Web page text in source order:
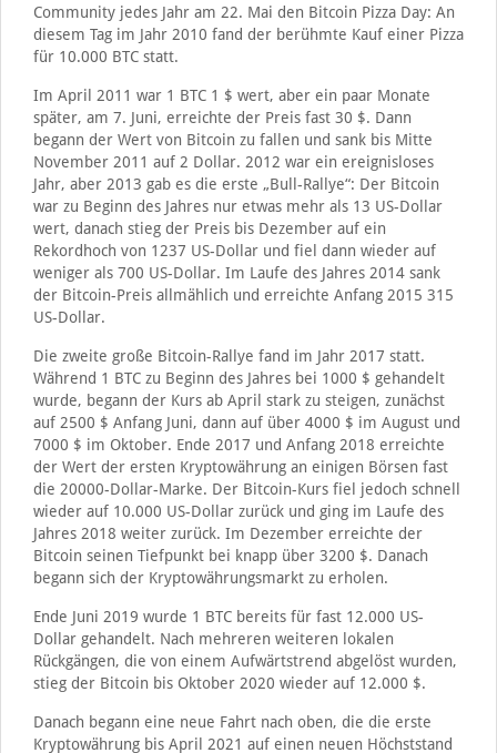
Community jedes Jahr am 22. Mai den Bitcoin Pizza Day: An
diesem Tag im Jahr 2010 fand der berühmte Kauf einer Pizza
für 10.000 BTC statt.
Im April 2011 war 1 BTC 1 $ wert, aber ein paar Monate
später, am 7. Juni, erreichte der Preis fast 30 $. Dann
begann der Wert von Bitcoin zu fallen und sank bis Mitte
November 2011 auf 2 Dollar. 2012 war ein ereignisloses
Jahr, aber 2013 gab es die erste „Bull-Rallye“: Der Bitcoin
war zu Beginn des Jahres nur etwas mehr als 13 US-Dollar
wert, danach stieg der Preis bis Dezember auf ein
Rekordhoch von 1237 US-Dollar und fiel dann wieder auf
weniger als 700 US-Dollar. Im Laufe des Jahres 2014 sank
der Bitcoin-Preis allmählich und erreichte Anfang 2015 315
US-Dollar.
Die zweite große Bitcoin-Rallye fand im Jahr 2017 statt.
Während 1 BTC zu Beginn des Jahres bei 1000 $ gehandelt
wurde, begann der Kurs ab April stark zu steigen, zunächst
auf 2500 $ Anfang Juni, dann auf über 4000 $ im August und
7000 $ im Oktober. Ende 2017 und Anfang 2018 erreichte
der Wert der ersten Kryptowährung an einigen Börsen fast
die 20000-Dollar-Marke. Der Bitcoin-Kurs fiel jedoch schnell
wieder auf 10.000 US-Dollar zurück und ging im Laufe des
Jahres 2018 weiter zurück. Im Dezember erreichte der
Bitcoin seinen Tiefpunkt bei knapp über 3200 $. Danach
begann sich der Kryptowährungsmarkt zu erholen.
Ende Juni 2019 wurde 1 BTC bereits für fast 12.000 US-
Dollar gehandelt. Nach mehreren weiteren lokalen
Rückgängen, die von einem Aufwärtstrend abgelöst wurden,
stieg der Bitcoin bis Oktober 2020 wieder auf 12.000 $.
Danach begann eine neue Fahrt nach oben, die die erste
Kryptowährung bis April 2021 auf einen neuen Höchststand